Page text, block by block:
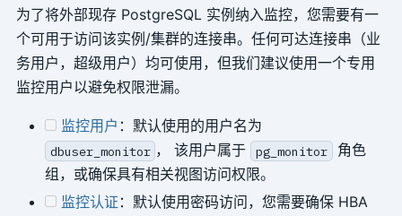
为了将外部现存 PostgreSQL 实例纳入监控，您需要有一
个可用于访问该实例/集群的连接串。任何可达连接串（业
务用户，超级用户）均可使用，但我们建议使用一个专用
监控用户以避免权限泄漏。
监控用户 ：默认使用的用户名为
dbuser_monitor ， 该用户属于 pg_monitor
角色
组，或确保具有相关视图访问权限。
监控认证 ：默认使用密码访问，您需要确保 HBA